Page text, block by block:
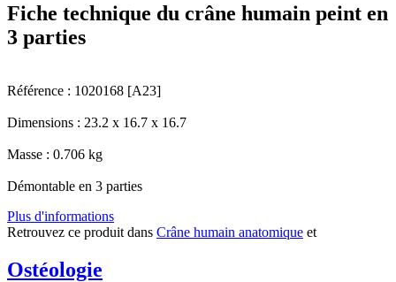
Fiche technique du crâne humain peint en
3 parties
Référence : 1020168 [A23]
Dimensions : 23.2 x 16.7 x 16.7
Masse : 0.706 kg
Démontable en 3 parties
Plus d'informations
Retrouvez ce produit dans Crâne humain anatomique et
Ostéologie